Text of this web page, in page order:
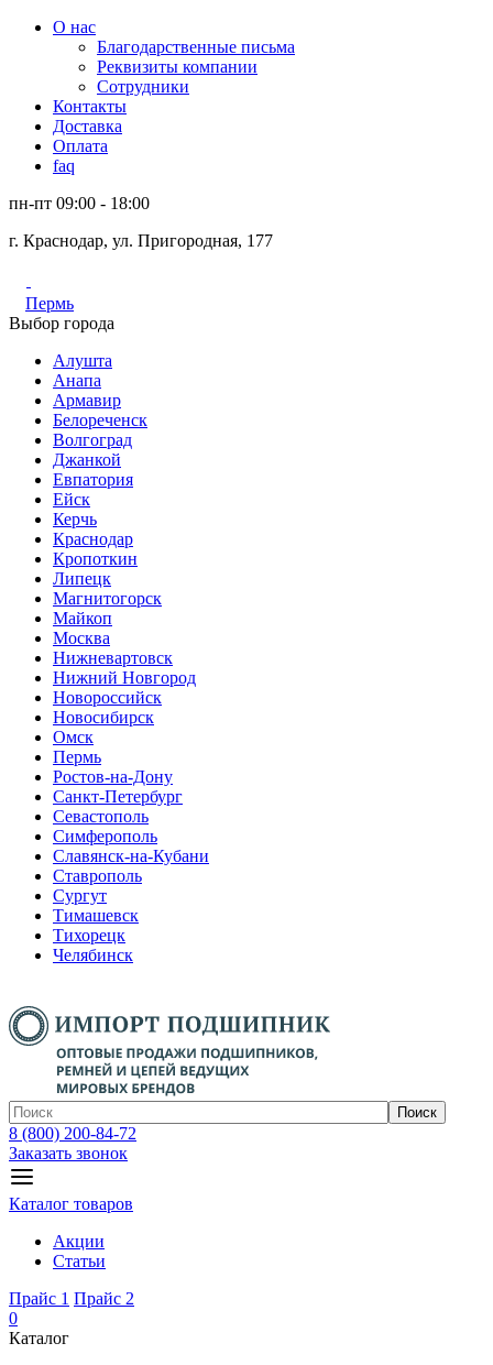
О нас
Благодарственные письма
Реквизиты компании
Сотрудники
Контакты
Доставка
Оплата
faq
пн-пт 09:00 - 18:00
г. Краснодар, ул. Пригородная, 177
Пермь
Выбор города
Алушта
Анапа
Армавир
Белореченск
Волгоград
Джанкой
Евпатория
Ейск
Керчь
Краснодар
Кропоткин
Липецк
Магнитогорск
Майкоп
Москва
Нижневартовск
Нижний Новгород
Новороссийск
Новосибирск
Омск
Пермь
Ростов-на-Дону
Санкт-Петербург
Севастополь
Симферополь
Славянск-на-Кубани
Ставрополь
Сургут
Тимашевск
Тихорецк
Челябинск
Поиск
8 (800) 200-84-72
Заказать звонок
Каталог товаров
Акции
Статьи
Прайс 1 Прайс 2
0
Каталог